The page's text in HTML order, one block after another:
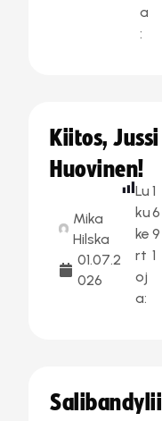
a
:
Kiitos, Jussi
Huovinen!
Mika
Hilska
01.07.2
026
Lu
ku
ke
rt
oj
a:
1
6
9
1
Salibandylii